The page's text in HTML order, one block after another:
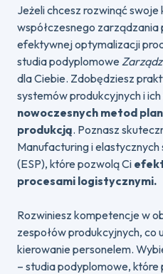
Jeżeli chcesz rozwinąć
współczesnego zarządzania
efektywnej optymalizacji
studia podyplomowe
dla Ciebie. Zdobędziesz
systemów produkcyjnych i
nowoczesnych metod
produkcją. Poznasz
Manufacturing i
(ESP), które pozwolą Ci
procesami logistycznymi.
Rozwiniesz kompetencje w
zespołów produkcyjnych, co
kierowanie personelem.
– studia podyplomowe, które